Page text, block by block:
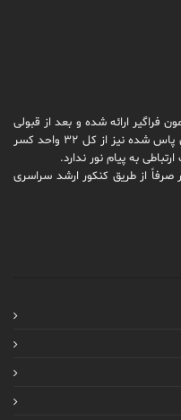
فراگیر ارائه شده و بعد از قبولی
این دروس، پذیرش ترم دوم شده و واحدهای پاس شده نیز از کل 32 واحد کسر
به پیام نور ندارد.
صرفاً از طریق کنکور ارشد سراسری